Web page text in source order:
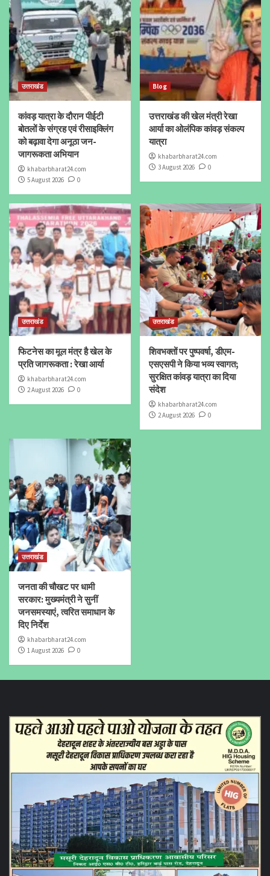
उत्तराखंड
कांवड़ यात्रा के दौरान पीईटी
बोतलों के संग्रह एवं रीसाइक्लिंग
को बढ़ावा देगा अनूठा जन-
जागरूकता अभियान
khabarbharat24.com
5 August 2026
0
Blog
उत्तराखंड की खेल मंत्री रेखा
आर्या का ओलंपिक कांवड़ संकल्प
यात्रा
khabarbharat24.com
3 August 2026
0
उत्तराखंड
फिटनेस का मूल मंत्र है खेल के
प्रति जागरूकता : रेखा आर्या
khabarbharat24.com
2 August 2026
0
उत्तराखंड
शिवभक्तों पर पुष्पवर्षा, डीएम-
एसएसपी ने किया भव्य स्वागत;
सुरक्षित कांवड़ यात्रा का दिया
संदेश
khabarbharat24.com
2 August 2026
0
उत्तराखंड
जनता की चौखट पर धामी
सरकार: मुख्यमंत्री ने सुनीं
जनसमस्याएं, त्वरित समाधान के
दिए निर्देश
khabarbharat24.com
1 August 2026
0